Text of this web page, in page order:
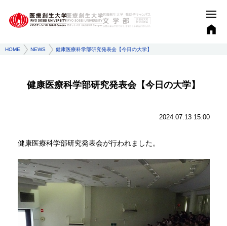
HOME NEWS 健康医療科学部研究発表会【今日の大学】
健康医療科学部研究発表会【今日の大学】
2024.07.13 15:00
健康医療科学部研究発表会が行われました。